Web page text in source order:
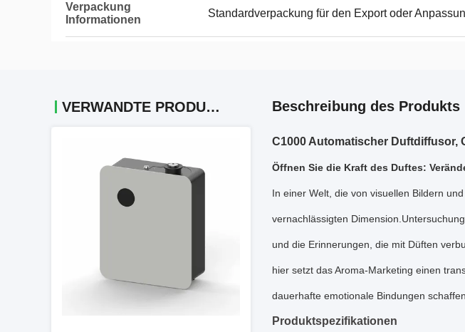
Verpackung
Informationen
Standardverpackung für den Export oder
VERWANDTE PRODUKTE Beschreibung des Produkts
C1000 Automatischer Duftdiffusor,
Öffnen Sie die Kraft des Duftes:
In einer Welt, die von visuellen Bildern
vernachlässigten
und die Erinnerungen, die mit Düften
hier setzt das Aroma-Marketing einen
dauerhafte emotionale Bindungen schaffen.
Produktspezifikationen